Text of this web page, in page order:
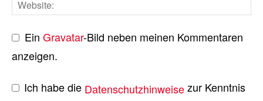
EinGravatar-Bild neben meinen Kommentaren
anzeigen.
Ich habe die Datenschutzhinweisezur Kenntnis